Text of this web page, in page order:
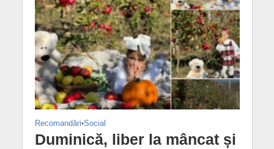
Recomandări•Social
Duminică, liber la mâncat și